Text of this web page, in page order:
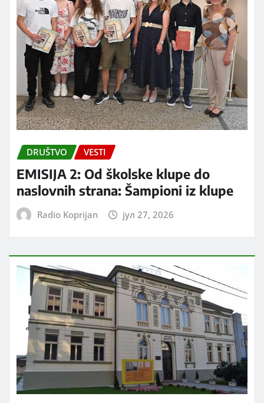
DRUŠTVO VESTI
EMISIJA 2: Od školske klupe do
naslovnih strana: Šampioni iz klupe
Radio Koprijan јул 27, 2026